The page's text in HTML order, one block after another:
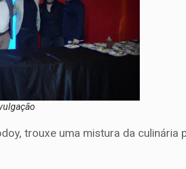
trouxe uma mistura da culinária